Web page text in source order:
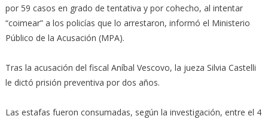
por 59 casos en grado de tentativa y por cohecho, al intentar
“coimear” a los policías que lo arrestaron, informó el Ministerio
Público de la Acusación (MPA).
Tras la acusación del fiscal Aníbal Vescovo, la jueza Silvia Castelli
le dictó prisión preventiva por dos años.
Las estafas fueron consumadas, según la investigación, entre el 4